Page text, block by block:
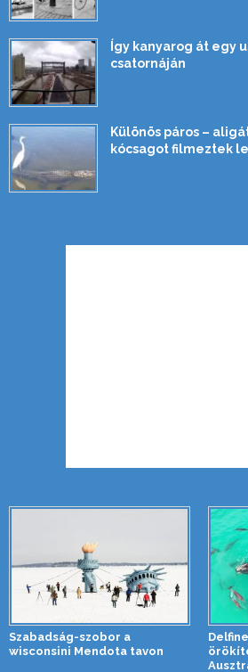
Így kanyarog át egy
csatornáján
Különös páros –
kócsagot filmeztek
Szabadság-szobor a
wisconsini Mendota tavon